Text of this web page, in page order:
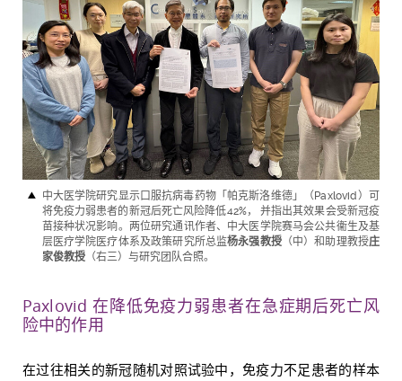
中大医学院研究显示口服抗病毒药物「帕克斯洛维德」 （ Paxlovid ）
可
将免疫力弱患者的新冠后死亡风险降低42%， 并指出其效果会受新冠疫
苗接种状况影响。两位研究通讯作者、中大医学院赛马会公共衞生及基
层医疗学院医疗体系及政策研究所总监杨永强教授（中）和助理教授庄
家俊教授（右三）与研究团队合照。
Paxlovid 在降低免疫力弱患者在急症期后死亡风
险中的作用
在过往相关的新冠随机对照试验中，免疫力不足患者的样本